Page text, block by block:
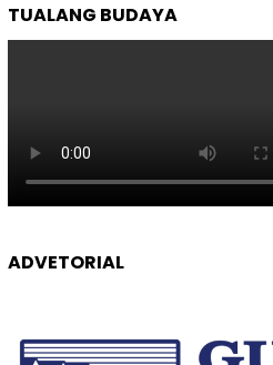
TUALANG BUDAYA
ADVETORIAL